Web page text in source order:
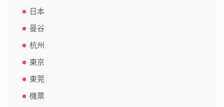
日本
曼谷
杭州
東京
東莞
機票